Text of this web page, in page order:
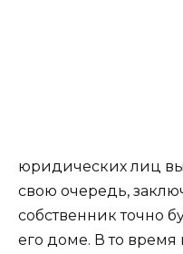
юридических лиц
свою очередь,
собственник точно
его доме. В то